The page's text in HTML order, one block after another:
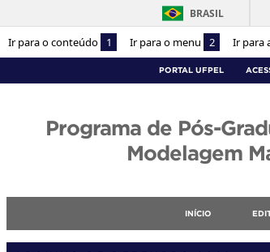
Ir para o conteúdo 1 Ir para o menu 2 Ir para
BRASIL
PORTAL UFPEL
Programa de Pós-
Modelagem
INÍCIO